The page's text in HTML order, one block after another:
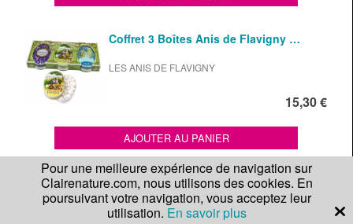
Coffret 3 Boîtes Anis de Flavigny …
LES ANIS DE FLAVIGNY
15,30 €
AJOUTER AU PANIER
Bonbons Anis de Flavigny Rose -
Boîte …
LES ANIS DE FLAVIGNY
Pour une meilleure expérience de navigation sur
Clairenature.com, nous utilisons des cookies. En
poursuivant votre navigation, vous acceptez leur
utilisation. En savoir plus